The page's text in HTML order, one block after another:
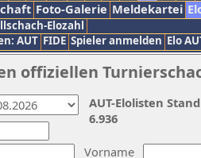
Foto-Galerie Meldekartei
Elozahl
AUT FIDE Spieler anmelden Elo
offiziellen
Vorname
AUT-Elolisten
6.936